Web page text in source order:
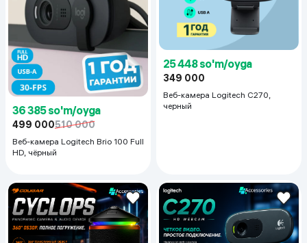
36 385 so'm/oyga
499 000510 000
Веб-камера Logitech Brio 100 Full
HD, чёрный
25 448 so'm/oyga
349 000
Веб-камера Logitech C270,
черный